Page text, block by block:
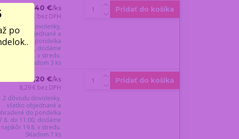
40,40 €/ks
32,85 € bez DPH
Z dôvodu dovolenky,
všetko objednané a
do pondelka
17.8. do 11:00, dodáme
najskôr 19.8. v stredu.
Skladom 3 ks
Pridať do košíka
10,20 €/ks
8,29 € bez DPH
Z dôvodu dovolenky,
všetko objednané a
do pondelka
do 11:00, dodáme
najskôr 19.8. v stredu.
Skladom 7 ks
Pridať do košíka
po